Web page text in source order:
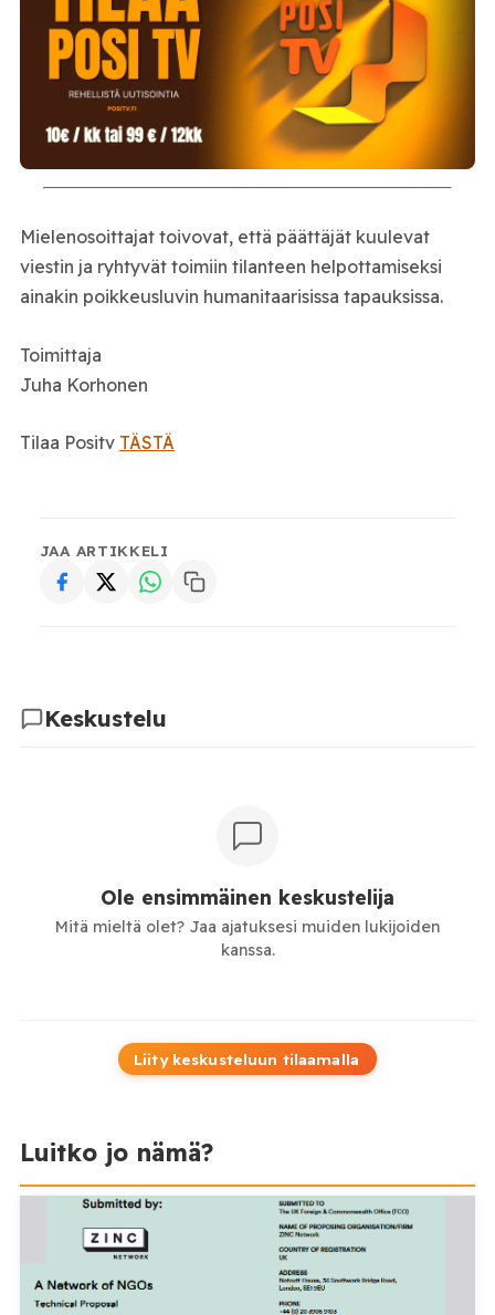
Mielenosoittajat toivovat, että päättäjät kuulevat
viestin ja ryhtyvät toimiin tilanteen helpottamiseksi
ainakin poikkeusluvin humanitaarisissa tapauksissa.
Toimittaja
Juha Korhonen
Tilaa Positv TÄSTÄ
JAA ARTIKKELI
Keskustelu
Ole ensimmäinen keskustelija
Mitä mieltä olet? Jaa ajatuksesi muiden lukijoiden
kanssa.
Liity keskusteluun tilaamalla
Luitko jo nämä?